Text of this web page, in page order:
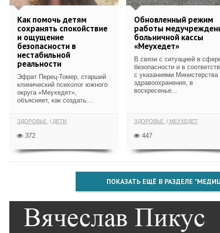
Как помочь детям
сохранять спокойствие
и ощущение
безопасности в
нестабильной
реальности
Эфрат Перец-Томер, старший
клинический психолог южного
округа «Меухедет»,
объясняет, как создать...
ЗДОРОВЬЕ ДЕТИ
372
Обновленный режим
работы
больничной кассы
«Меухедет»
В связи с ситуацией в
безопасности и в
с указаниями Министерства
здравоохранения, в
воскресенье...
ЗДОРОВЬЕ МЕУХЕДЕТ
447
ПОКАЗАТЬ ЕЩЁ В РАЗДЕЛЕ